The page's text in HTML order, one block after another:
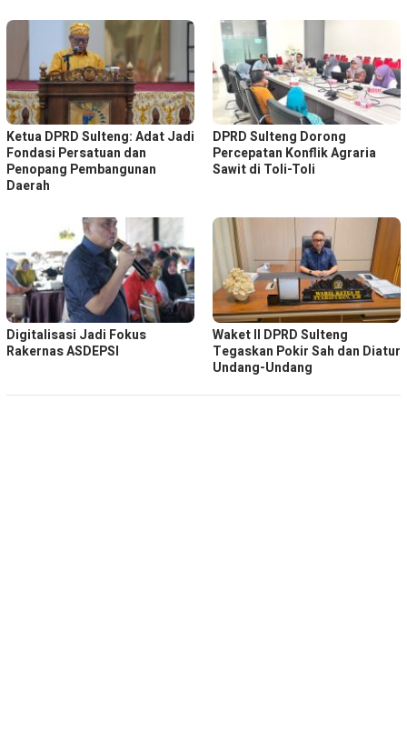
Ketua DPRD Sulteng: Adat Jadi
Fondasi Persatuan dan
Penopang Pembangunan
Daerah
DPRD Sulteng Dorong
Percepatan Konflik Agraria
Sawit di Toli-Toli
Digitalisasi Jadi Fokus
Rakernas ASDEPSI
Waket ll DPRD Sulteng
Tegaskan Pokir Sah dan Diatur
Undang-Undang